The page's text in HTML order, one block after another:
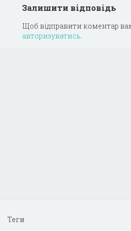
Залишити відповідь
Щоб відправити коментар
авторизуватись.
Теги